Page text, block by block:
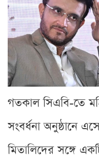
গতকাল সিএবি-তে
সংবর্ধনা অনুষ্ঠানে
মিতালিদের সঙ্গে